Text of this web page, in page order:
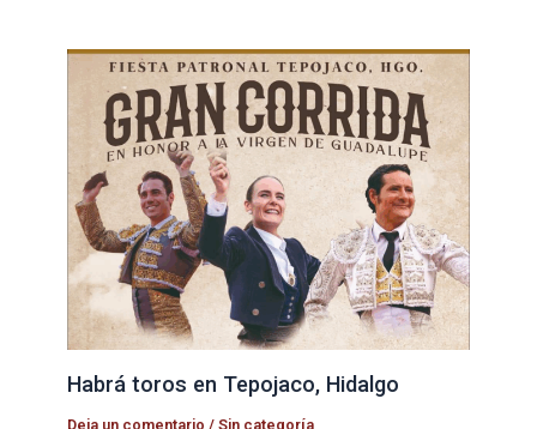
Habrá toros en Tepojaco, Hidalgo
Deja un comentario /Sin categoría